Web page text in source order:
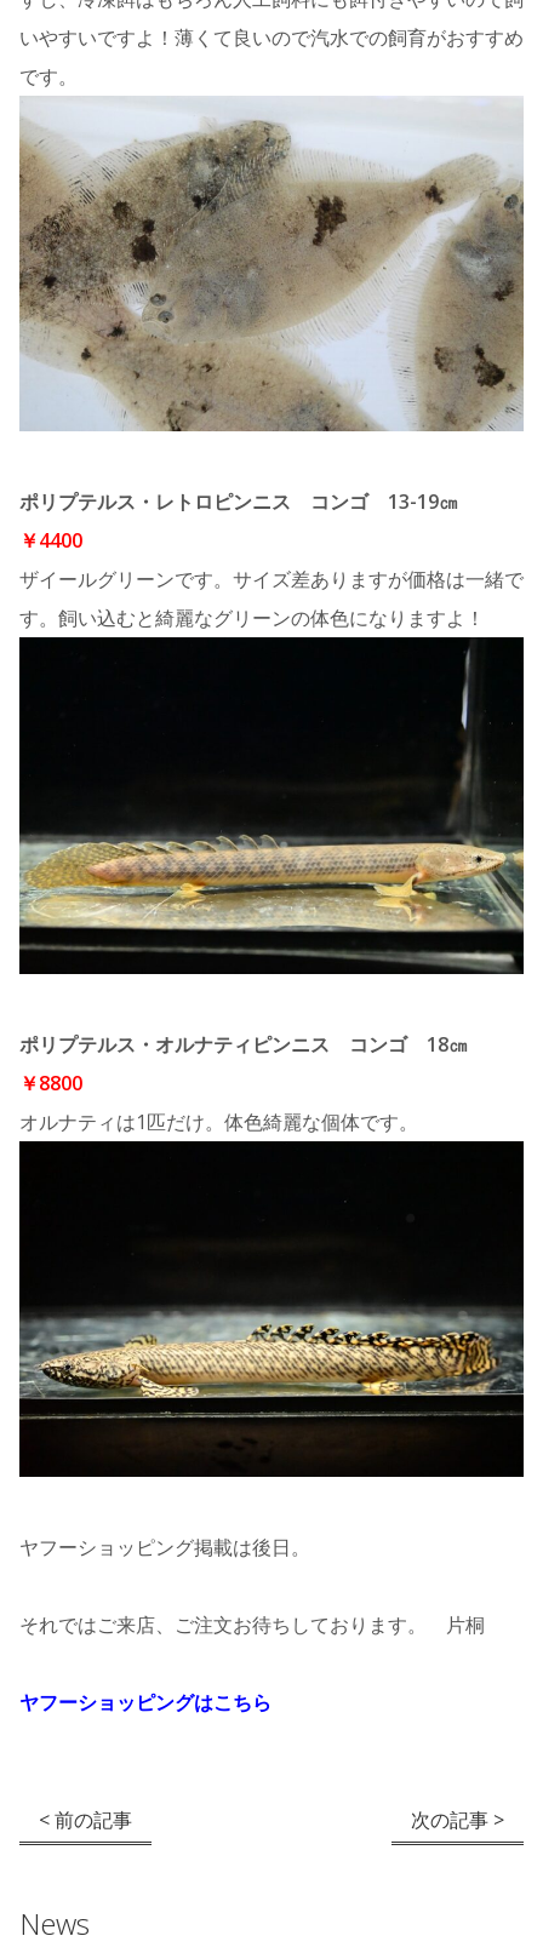
いやすいですよ！薄くて良いので汽水での飼育がおすすめ
です。
ポリプテルス・レトロピンニス コンゴ 13-19㎝
￥4400
ザイールグリーンです。サイズ差ありますが価格は一緒で
す。飼い込むと綺麗なグリーンの体色になりますよ！
ポリプテルス・オルナティピンニス コンゴ 18㎝
￥8800
オルナティは1匹だけ。体色綺麗な個体です。
ヤフーショッピング掲載は後日。
それではご来店、ご注文お待ちしております。 片桐
ヤフーショッピングはこちら
< 前の記事 次の記事 >
News